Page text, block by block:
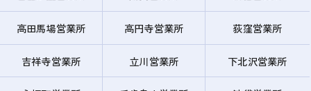
高田馬場営業所 高円寺営業所 荻窪営業所
吉祥寺営業所 立川営業所 下北沢営業所